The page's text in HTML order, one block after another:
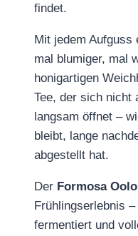
findet.
Mit jedem Aufguss
mal blumiger, mal
honigartigen
Tee, der sich nicht
langsam öffnet –
bleibt, lange
abgestellt hat.
Der Formosa
Frühlingserlebnis
fermentiert und